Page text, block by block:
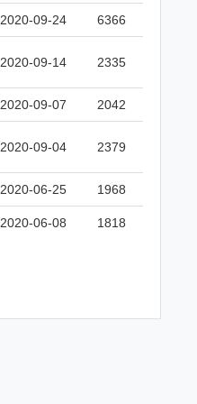
2020-09-24 6366
2020-09-14 2335
2020-09-07 2042
2020-09-04 2379
2020-06-25 1968
2020-06-08 1818